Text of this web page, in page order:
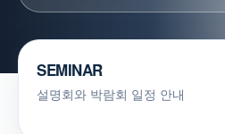
SEMINAR
설명회와 박람회 일정 안내